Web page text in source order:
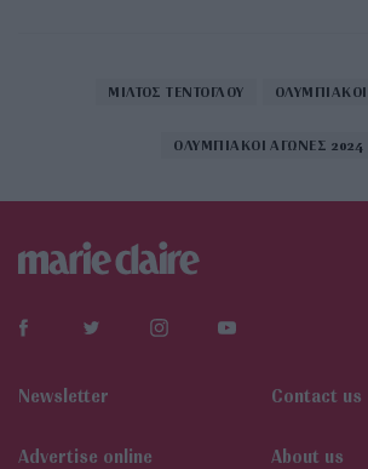
ΜΙΛΤΟΣ ΤΕΝΤΟΓΛΟΥ
ΟΛΥΜΠΙΑΚΟΙ ΑΓΩΝΕΣ 2024
Newsletter Contact us
Αdvertise online About us